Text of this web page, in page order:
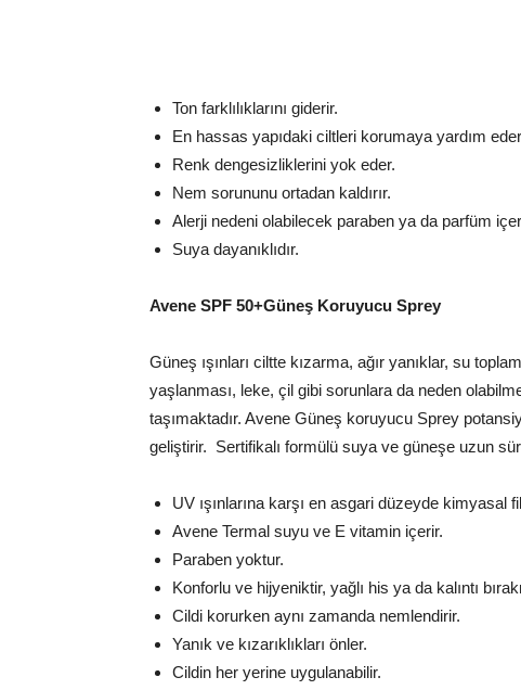
Ton farklılıklarını giderir.
En hassas yapıdaki ciltleri korumaya yardım
Renk dengesizliklerini yok eder.
Nem sorununu ortadan kaldırır.
Alerji nedeni olabilecek paraben ya da parfüm
Suya dayanıklıdır.
Avene SPF 50+Güneş Koruyucu Sprey
Güneş ışınları ciltte kızarma, ağır yanıklar, su
yaşlanması, leke, çil gibi sorunlara da neden
taşımaktadır. Avene Güneş koruyucu Sprey
geliştirir. Sertifikalı formülü suya ve güneşe uzun
UV ışınlarına karşı en asgari düzeyde kimyasal
Avene Termal suyu ve E vitamin içerir.
Paraben yoktur.
Konforlu ve hijyeniktir, yağlı his ya da kalıntı
Cildi korurken aynı zamanda nemlendirir.
Yanık ve kızarıklıkları önler.
Cildin her yerine uygulanabilir.